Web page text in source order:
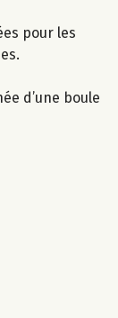
pour les
d’une boule